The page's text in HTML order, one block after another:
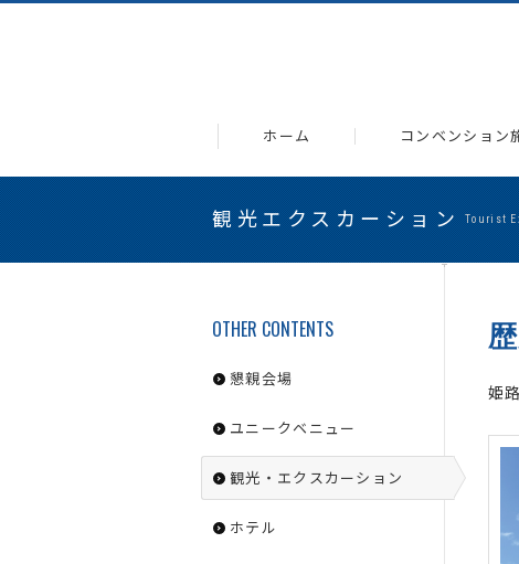
ホーム コンベンション
観光エクスカーション Tourist
OTHER CONTENTS
懇親会場
ユニークベニュー
観光・エクスカーション
ホテル
姫